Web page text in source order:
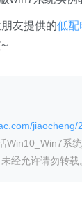
友提供的低配
jiaocheng/
Win10_Win7系
经允许请勿转载